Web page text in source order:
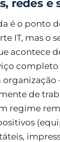
redes e
é o ponto
IT, mas o
acontece
de
regime